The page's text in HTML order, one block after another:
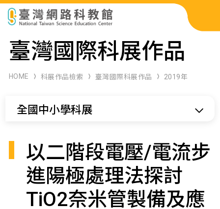
科展作品檢索
科學研習月刊
臺灣國際科展作品
HOME 科展作品檢索 臺灣國際科展作品 2019年
全國中小學科展
以二階段電壓/電流步
進陽極處理法探討
TiO2奈米管製備及應